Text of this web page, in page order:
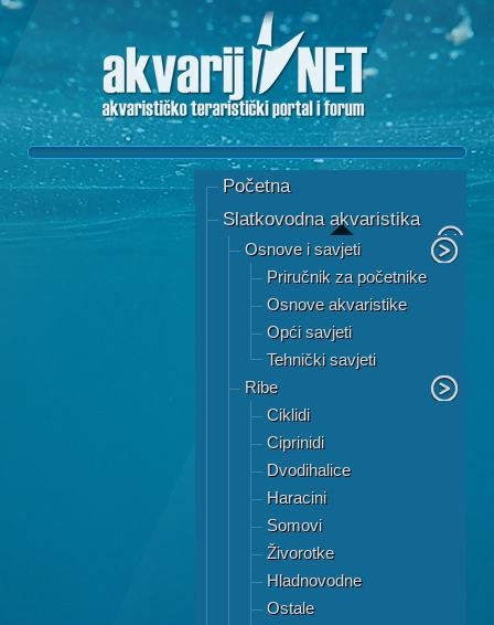
Početna
Slatkovodna akvaristika
Osnove i savjeti
Priručnik za početnike
Osnove akvaristike
Opći savjeti
Tehnički savjeti
Ribe
Ciklidi
Ciprinidi
Dvodihalice
Haracini
Somovi
Živorotke
Hladnovodne
Ostale